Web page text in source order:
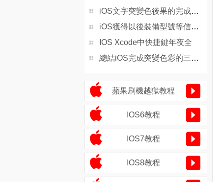
iOS文字突變色後果的完成辦法
iOS獲得以後裝備型號等信息(全)包括iPhone7和iPhone7P
IOS Xcode中快捷鍵年夜全
總結iOS完成突變色彩的三種辦法
蘋果刷機越獄教程
IOS6教程
IOS7教程
IOS8教程